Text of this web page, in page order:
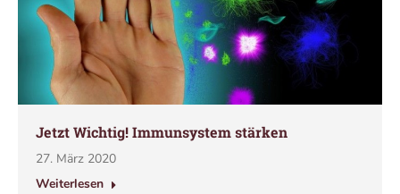
Jetzt Wichtig! Immunsystem stärken
27. März 2020
Weiterlesen